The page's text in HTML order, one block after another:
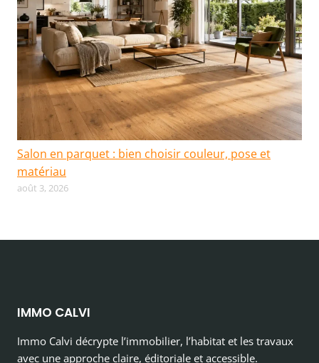
Salon en parquet : bien choisir couleur, pose et
matériau
août 3, 2026
IMMO CALVI
Immo Calvi décrypte l’immobilier, l’habitat et les travaux
avec une approche claire, éditoriale et accessible.